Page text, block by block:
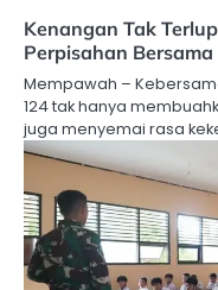
Kenangan Tak
Perpisahan
Mempawah –
124 tak hanya
juga menyemai rasa